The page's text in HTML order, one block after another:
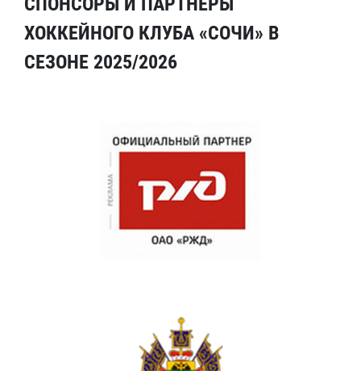
ХОККЕЙНОГО КЛУБА «СОЧИ» В
СЕЗОНЕ 2025/2026